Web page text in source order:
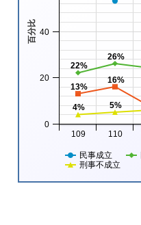
百分比
22%
26%
13%
16%
4%
5%
民事成立
刑事不成立
109 110
0
20
40